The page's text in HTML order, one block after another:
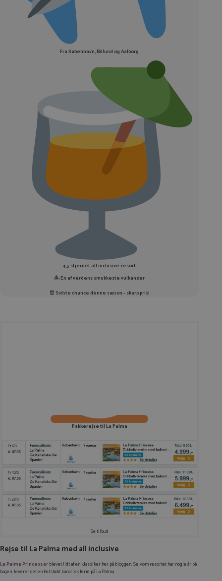
Fra København, Billund og Aalborg
4,5-stjernet all inclusive-resort
🏝️En af verdens smukkeste vulkanøer
⏰ Sidste chance denne sæson – skarp pris!
Pakkerejse til La Palma
Se tilbud
Rejse til La Palma med all inclusive
La Palma Princesser blevet lidt af en klassiker her på bloggen. Selvom resortet har nogle år på
bagen, leverer det en helstøbt kanarisk ferie på La Palma.